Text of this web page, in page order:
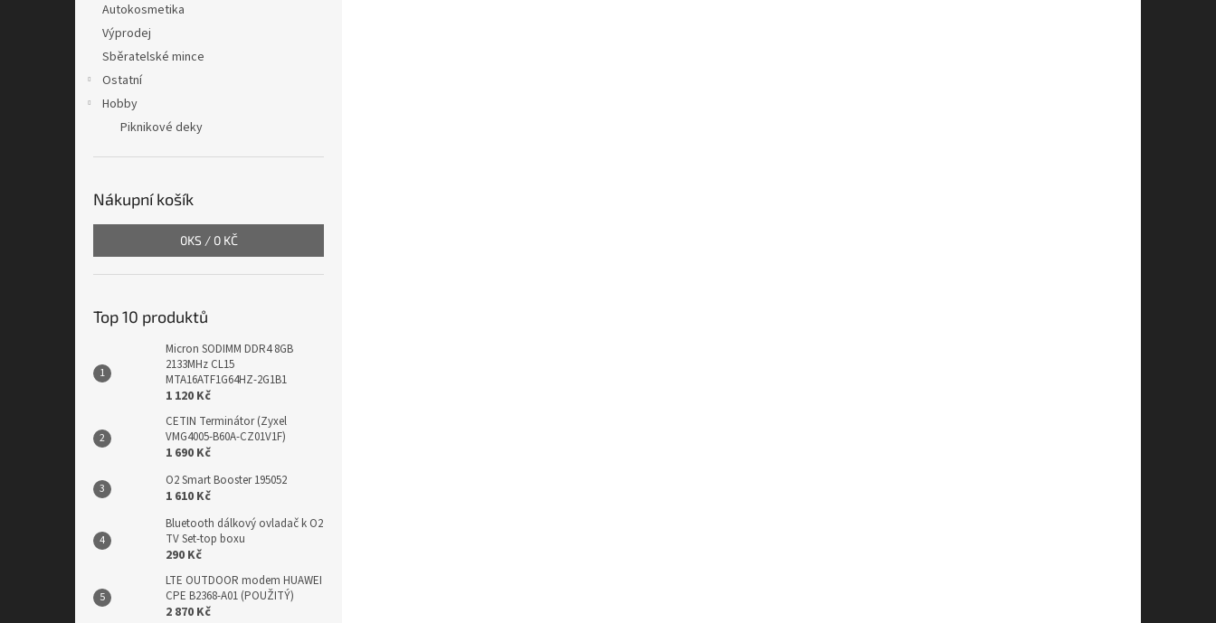
Autokosmetika
Výprodej
Sběratelské mince
Ostatní
Hobby
Piknikové deky
Nákupní košík
0KS / 0 KČ
Top 10 produktů
Micron SODIMM DDR4 8GB
2133MHz CL15
MTA16ATF1G64HZ-2G1B1
1 120 Kč
CETIN Terminátor (Zyxel
VMG4005-B60A-CZ01V1F)
1 690 Kč
O2 Smart Booster 195052
1 610 Kč
Bluetooth dálkový ovladač k O2
TV Set-top boxu
290 Kč
LTE OUTDOOR modem HUAWEI
CPE B2368-A01 (POUŽITÝ)
2 870 Kč